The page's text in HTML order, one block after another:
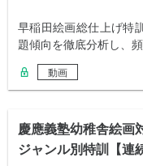
早稲田絵画総仕上げ特
題傾向を徹底分析し、
動画
慶應義塾幼稚舎絵
ジャンル別特訓【連